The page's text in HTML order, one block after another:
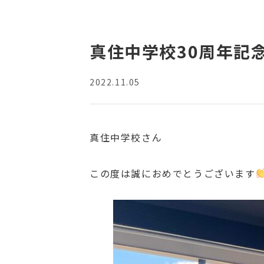
真住中学校30周年記
2022.11.05
真住中学校さん
この度は誠におめでとうございます